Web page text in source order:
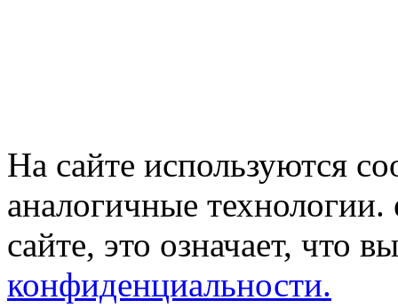
На сайте используются
аналогичные
сайте, это означает, что
конфиденциальности.